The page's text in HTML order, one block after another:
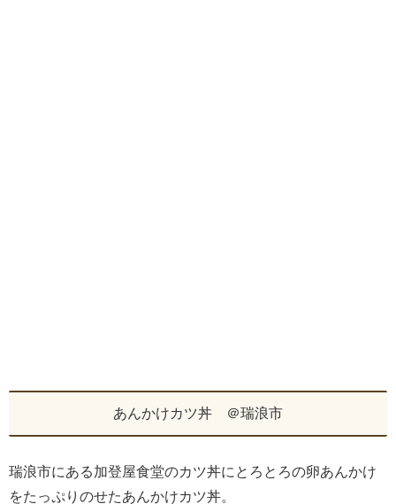
あんかけカツ丼 ＠瑞浪市
瑞浪市にある加登屋食堂のカツ丼にとろとろの卵あんかけ
をたっぷりのせたあんかけカツ丼。